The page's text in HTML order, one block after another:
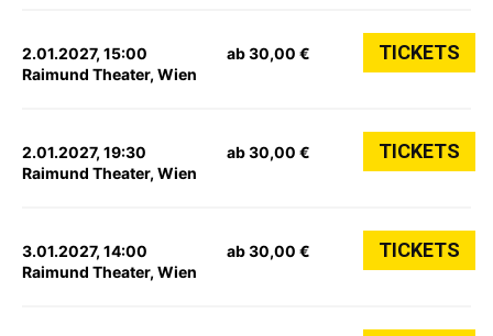
2.01.2027, 15:00
Raimund Theater, Wien
ab 30,00 € TICKETS
2.01.2027, 19:30
Raimund Theater, Wien
ab 30,00 € TICKETS
3.01.2027, 14:00
Raimund Theater, Wien
ab 30,00 € TICKETS